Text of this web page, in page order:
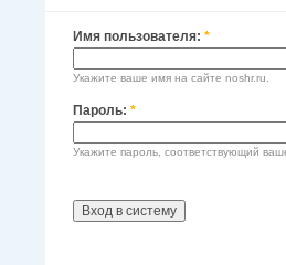
Имя пользователя: *
Укажите ваше имя на сайте noshr.ru.
Пароль: *
Укажите пароль, соответствующий